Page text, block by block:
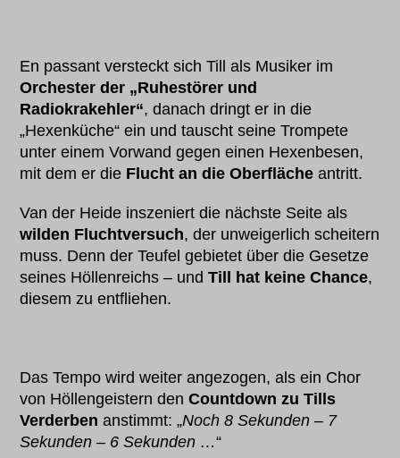
En passant versteckt sich Till als Musiker im
Orchester der „Ruhestörer und
Radiokrakehler“, danach dringt er in die
„Hexenküche“ ein und tauscht seine Trompete
unter einem Vorwand gegen einen Hexenbesen,
mit dem er die Flucht an die Oberfläche antritt.
Van der Heide inszeniert die nächste Seite als
wilden Fluchtversuch, der unweigerlich scheitern
muss. Denn der Teufel gebietet über die Gesetze
seines Höllenreichs – undTill hat keine Chance,
diesem zu entfliehen.
Das Tempo wird weiter angezogen, als ein Chor
von Höllengeistern denCountdown zu Tills
Verderbenanstimmt: „Noch 8 Sekunden – 7
Sekunden – 6 Sekunden …“